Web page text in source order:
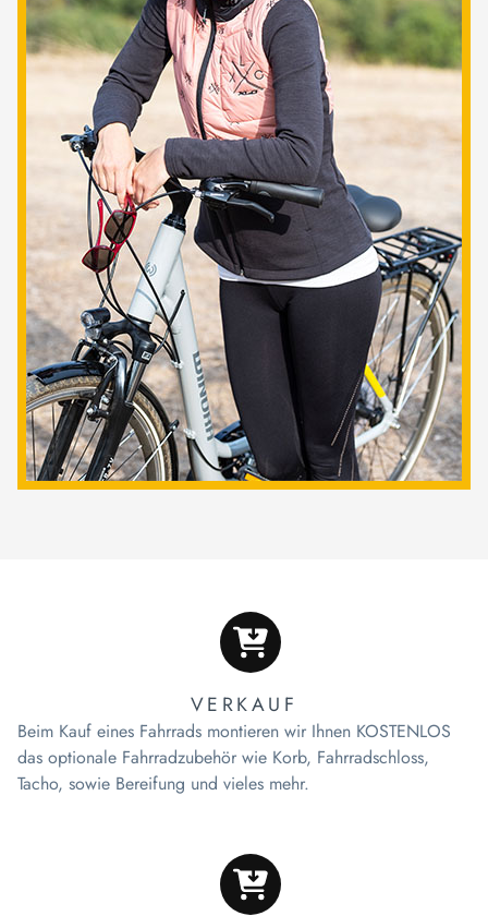
VERKAUF
Beim Kauf eines Fahrrads montieren wir Ihnen KOSTENLOS
das optionale Fahrradzubehör wie Korb, Fahrradschloss,
Tacho, sowie Bereifung und vieles mehr.